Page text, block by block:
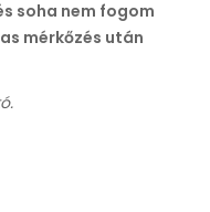
soha nem fogom
mérkőzés után